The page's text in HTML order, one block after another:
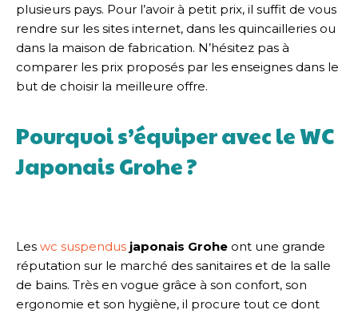
plusieurs pays. Pour l’avoir à petit prix, il suffit de vous
rendre sur les sites internet, dans les quincailleries ou
dans la maison de fabrication. N’hésitez pas à
comparer les prix proposés par les enseignes dans le
but de choisir la meilleure offre.
Pourquoi s’équiper avec le WC
Japonais Grohe ?
Les wc suspendus japonais Grohe ont une grande
réputation sur le marché des sanitaires et de la salle
de bains. Très en vogue grâce à son confort, son
ergonomie et son hygiène, il procure tout ce dont